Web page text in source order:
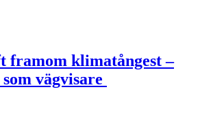
framom klimatångest –
vägvisare